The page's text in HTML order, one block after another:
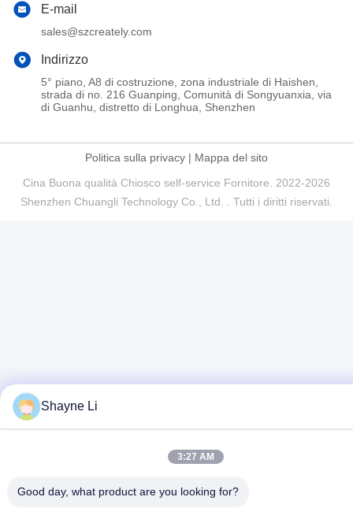
E-mail
sales@szcreately.com
Indirizzo
5° piano, A8 di costruzione, zona industriale di Haishen,
strada di no. 216 Guanping, Comunità di Songyuanxia, via
di Guanhu, distretto di Longhua, Shenzhen
Politica sulla privacy | Mappa del sito
Cina Buona qualità Chiosco self-service Fornitore. 2022-2026
Shenzhen Chuangli Technology Co., Ltd. . Tutti i diritti riservati.
Shayne Li
3:27 AM
Good day, what product are you looking for?